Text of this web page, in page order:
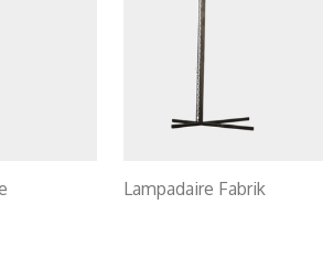
Lampadaire Fabrik